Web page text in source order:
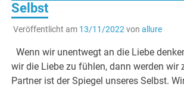
Selbst
Veröffentlicht am 13/11/2022 von allure
Wenn wir unentwegt an die Liebe
wir die Liebe zu fühlen, dann werden wir
Partner ist der Spiegel unseres Selbst.